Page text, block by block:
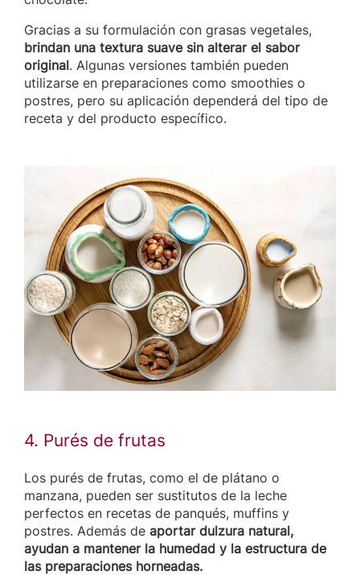
Gracias a su formulación con grasas vegetales,
brindan una textura suave sin alterar el sabor
original. Algunas versiones también pueden
utilizarse en preparaciones como smoothies o
postres, pero su aplicación dependerá del tipo de
receta y del producto específico.
4. Purés de frutas
Los purés de frutas, como el de plátano o
manzana, pueden ser sustitutos de la leche
perfectos en recetas de panqués, muffins y
postres. Además de aportar dulzura natural,
ayudan a mantener la humedad y la estructura de
las preparaciones horneadas.